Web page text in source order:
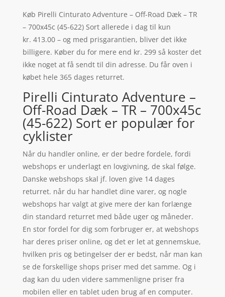
Køb Pirelli Cinturato Adventure – Off-Road Dæk – TR
– 700x45c (45-622) Sort allerede i dag til kun
kr. 413.00 – og med prisgarantien, bliver det ikke
billigere. Køber du for mere end kr. 299 så koster det
ikke noget at få sendt til din adresse. Du får oven i
købet hele 365 dages returret.
Pirelli Cinturato Adventure –
Off-Road Dæk – TR – 700x45c
(45-622) Sort er populær for
cyklister
Når du handler online, er der bedre fordele, fordi
webshops er underlagt en lovgivning, de skal følge.
Danske webshops skal jf. loven give 14 dages
returret. når du har handlet dine varer, og nogle
webshops har valgt at give mere der kan forlænge
din standard returret med både uger og måneder.
En stor fordel for dig som forbruger er, at webshops
har deres priser online, og det er let at gennemskue,
hvilken pris og betingelser der er bedst, når man kan
se de forskellige shops priser med det samme. Og i
dag kan du uden videre sammenligne priser fra
mobilen eller en tablet uden brug af en computer.